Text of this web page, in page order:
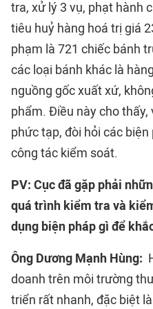
tra, xử lý 3 vụ, phạt hành
tiêu huỷ hàng hoá trị giá
phạm là 721 chiếc bánh
các loại bánh khác là
nguồng gốc xuất xứ,
phẩm. Điều này cho thấy,
phức tạp, đòi hỏi các
công tác kiểm soát.
PV: Cục đã gặp phải
quá trình kiểm tra và
dụng biện pháp gì để
Ông Dương Mạnh Hùng:
doanh trên môi trường
triển rất nhanh, đặc biệt